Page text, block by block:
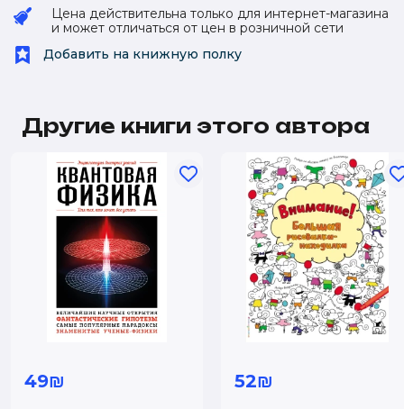
Цена действительна только для интернет-магазина
и может отличаться от цен в розничной сети
Добавить на книжную полку
Другие книги этого автора
49₪ 52₪